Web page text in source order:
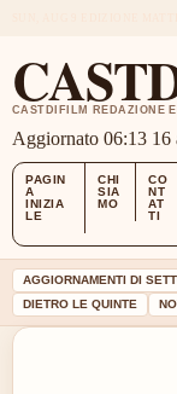
CASTDIFILM REDAZIONE
Aggiornato 06:13 16
PAGIN
A
INIZIA
LE
CHI
SIA
MO
CO
NT
AT
TI
AGGIORNAMENTI DI
DIETRO LE QUINTE